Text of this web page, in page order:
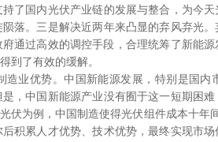
了国内光伏产业链的发展与整合，为今
落。三是解决近两年来凸显的弃风弃光
通过高效的调控手段，合理统筹了新能
到了有效的缓解。
业优势。中国新能源发展，特别是国
，中国新能源产业没有囿于这一短期困
伏为例，中国制造使得光伏组件成本十年
积累人才优势、技术优势，最终实现市